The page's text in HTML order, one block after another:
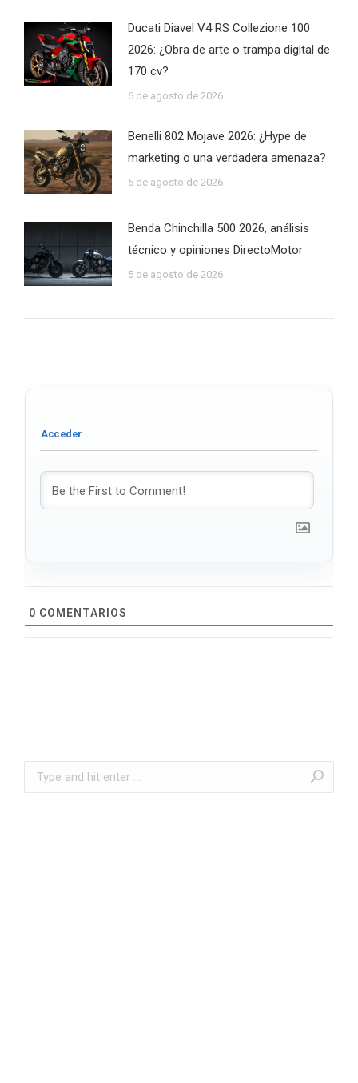
Ducati Diavel V4 RS Collezione 100
2026: ¿Obra de arte o trampa digital de
170 cv?
6 de agosto de 2026
Benelli 802 Mojave 2026: ¿Hype de
marketing o una verdadera amenaza?
5 de agosto de 2026
Benda Chinchilla 500 2026, análisis
técnico y opiniones DirectoMotor
5 de agosto de 2026
0 COMENTARIOS
Search: